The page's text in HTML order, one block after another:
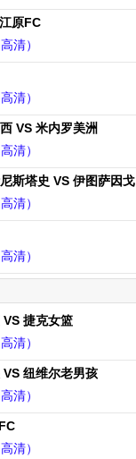
原FC
清）
清）
VS 米内罗美洲
清）
斯塔史 VS 伊图萨因戈
清）
清）
捷克女篮
清）
纽维尔老男孩
清）
清）